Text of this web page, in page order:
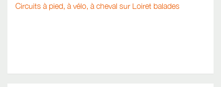
Circuits à pied, à vélo, à cheval sur Loiret balades